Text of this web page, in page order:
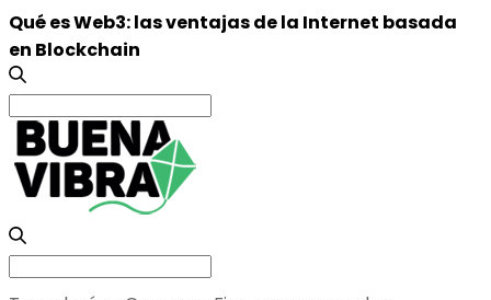
Qué es Web3: las ventajas de la Internet basada
en Blockchain
Search
for:
Search